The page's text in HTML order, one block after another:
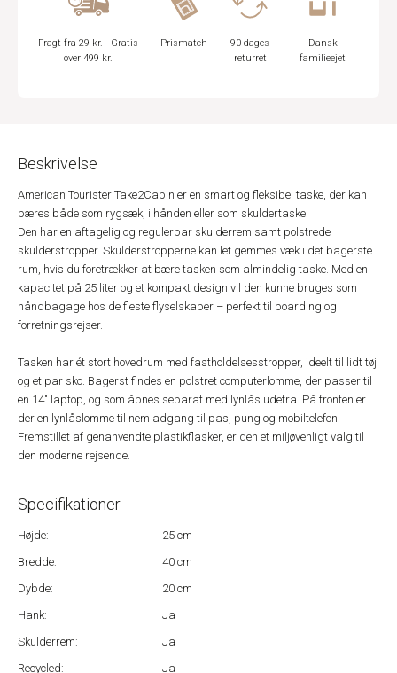
Fragt fra 29 kr. - Gratis
over 499 kr.
Prismatch
90 dages
returret
Dansk
familieejet
Beskrivelse
American Tourister Take2Cabin er en smart og fleksibel taske, der kan
bæres både som rygsæk, i hånden eller som skuldertaske.
Den har en aftagelig og regulerbar skulderrem samt polstrede
skulderstropper. Skulderstropperne kan let gemmes væk i det bagerste
rum, hvis du foretrækker at bære tasken som almindelig taske. Med en
kapacitet på 25 liter og et kompakt design vil den kunne bruges som
håndbagage hos de fleste flyselskaber – perfekt til boarding og
forretningsrejser.
Tasken har ét stort hovedrum med fastholdelsesstropper, ideelt til lidt tøj
og et par sko. Bagerst findes en polstret computerlomme, der passer til
en 14" laptop, og som åbnes separat med lynlås udefra. På fronten er
der en lynlåslomme til nem adgang til pas, pung og mobiltelefon.
Fremstillet af genanvendte plastikflasker, er den et miljøvenligt valg til
den moderne rejsende.
Specifikationer
Højde:
25 cm
Bredde:
40 cm
Dybde:
20 cm
Hank:
Ja
Skulderrem:
Ja
Recycled:
Ja